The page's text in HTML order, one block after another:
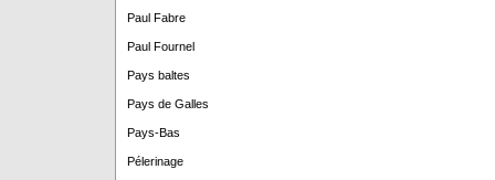
Paul Fabre
Paul Fournel
Pays baltes
Pays de Galles
Pays-Bas
Pélerinage